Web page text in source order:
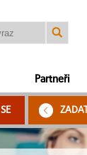
Partneři